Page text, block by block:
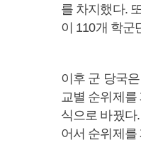
를 차지했다.
이 110개 학군
이후 군 당국
교별 순위제를
식으로 바꿨다
어서 순위제를